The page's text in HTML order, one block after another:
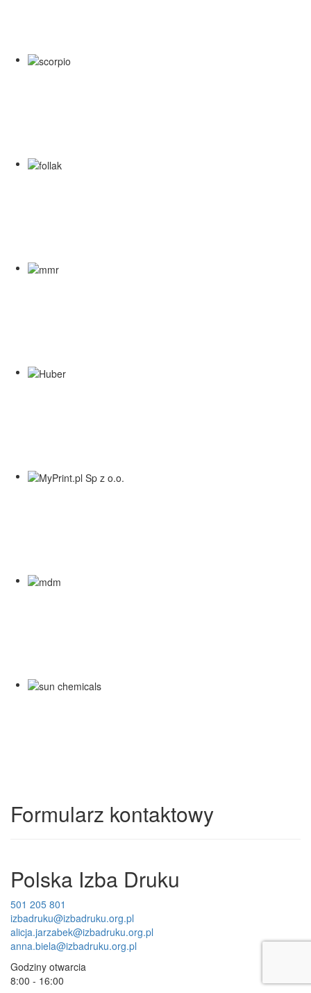
Formularz kontaktowy
Polska Izba Druku
501 205 801
izbadruku@izbadruku.org.pl
alicja.jarzabek@izbadruku.org.pl
anna.biela@izbadruku.org.pl
Godziny otwarcia
8:00 - 16:00